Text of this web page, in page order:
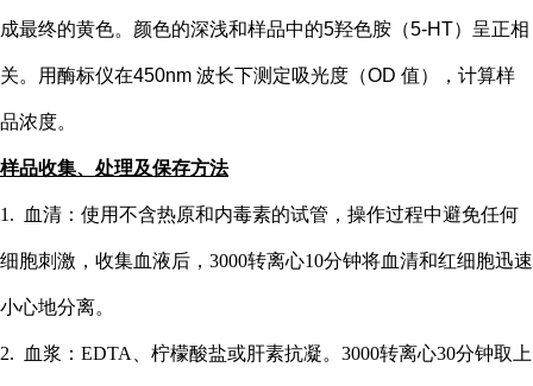
成最终的黄色。颜色的深浅和样品中的5羟色胺（5-HT） 呈正相
关。用酶标仪在450nm 波长下测定吸光度（OD 值），计算样
品浓度。
样品收集、处理及保存方法
1. 血清：使用不含热原和内毒素的试管，操作过程中避免任何
细胞刺激，收集血液后，3000转离心10分钟将血清和红细胞迅速
小心地分离。
2. 血浆：EDTA、柠檬酸盐或肝素抗凝。3000转离心30分钟取上